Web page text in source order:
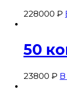
228000 ₽
50
23800 ₽ В